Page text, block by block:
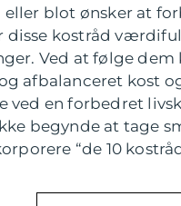
eller blot ønsker at
disse kostråd
Ved at følge dem
afbalanceret kost
ved en forbedret
begynde at tage
“de 10